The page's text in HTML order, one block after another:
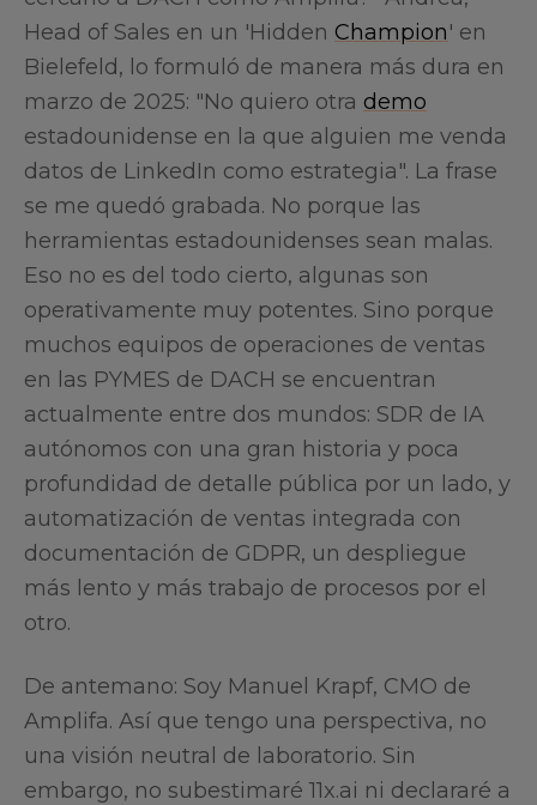
Head of Sales en un 'Hidden Champion' en
Bielefeld, lo formuló de manera más dura en
marzo de 2025: "No quiero otra demo
estadounidense en la que alguien me venda
datos de LinkedIn como estrategia". La frase
se me quedó grabada. No porque las
herramientas estadounidenses sean malas.
Eso no es del todo cierto, algunas son
operativamente muy potentes. Sino porque
muchos equipos de operaciones de ventas
en las PYMES de DACH se encuentran
actualmente entre dos mundos: SDR de IA
autónomos con una gran historia y poca
profundidad de detalle pública por un lado, y
automatización de ventas integrada con
documentación de GDPR, un despliegue
más lento y más trabajo de procesos por el
otro.
De antemano: Soy Manuel Krapf, CMO de
Amplifa. Así que tengo una perspectiva, no
una visión neutral de laboratorio. Sin
embargo, no subestimaré 11x.ai ni declararé a